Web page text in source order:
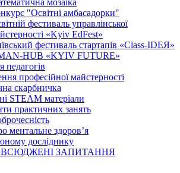
мозаїка
"Освітні амбасадорки"
фестиваль управлінської
«Kyiv EdFest»
фестиваль стартапів «Class-IDEЯ»
HUB «KYIV FUTURE»
педагогів
професійної майстерності
скарбничка
STEAM матеріали
практичних занять
ментальне здоровʼя
досліднику
ЗАПИТАННЯ